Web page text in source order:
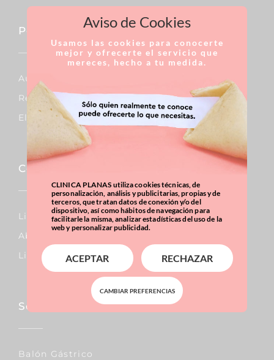
Pecho
Aumento De Pecho
Reducción De Pecho
Elevación De Pecho
Corporal
Lipo Vaser
Abdominoplastia
Liposucción
Sobrepeso & Obesidad
Balón Gástrico
Aviso de Cookies
Usamos las cookies para conocerte
mejor y ofrecerte el servicio que
mereces, hecho a tu medida.
CLINICA PLANAS utiliza cookies técnicas, de
personalización, análisis y publicitarias, propias y de
terceros, que tratan datos de conexión y/o del
dispositivo, así como hábitos de navegación para
facilitarle la misma, analizar estadísticas del uso de la
web y personalizar publicidad.
ACEPTAR RECHAZAR
CAMBIAR PREFERENCIAS